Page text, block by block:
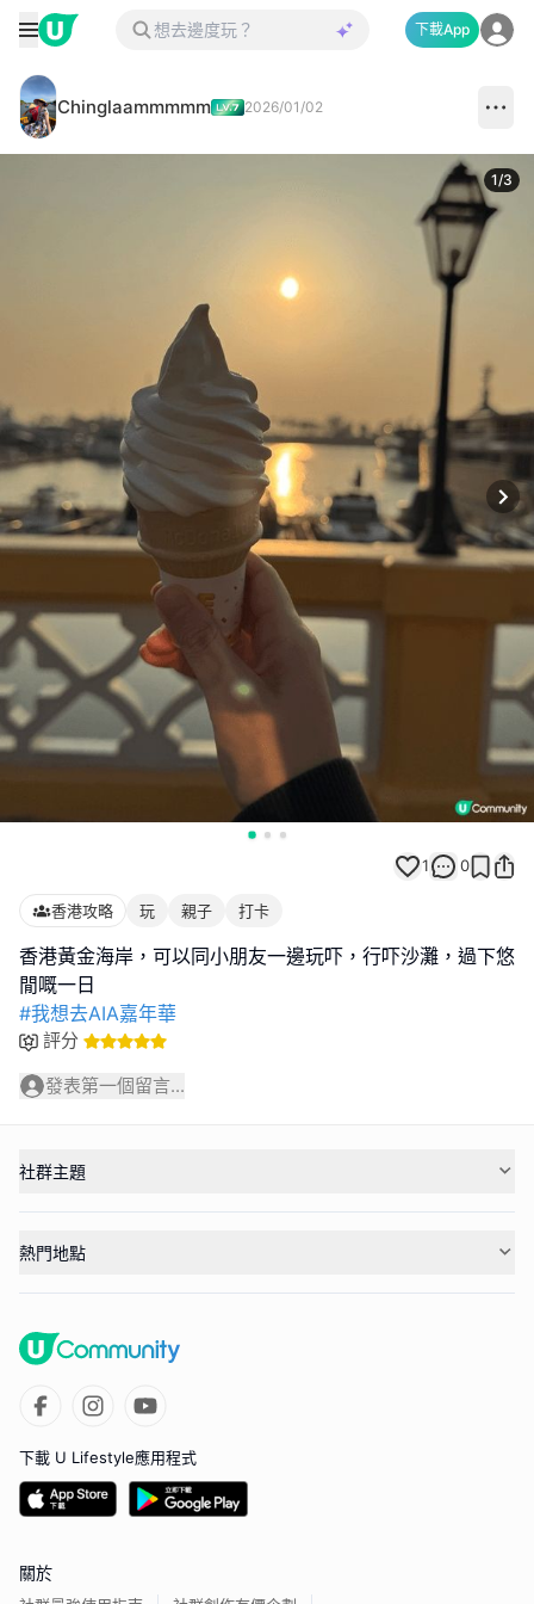
下載App
Chinglaammmmm 2026/01/02
1/3
1 0
香港攻略 玩 親子 打卡
香港黃金海岸，可以同小朋友一邊玩吓，行吓沙灘，過下悠
#我想去AIA嘉年華
評分
發表第一個留言...
社群主題
熱門地點
下載 U Lifestyle應用程式
關於